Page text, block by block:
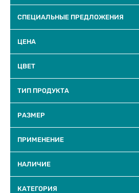
СПЕЦИАЛЬНЫЕ ПРЕДЛОЖЕНИЯ
ЦЕНА
ЦВЕТ
ТИП ПРОДУКТА
РАЗМЕР
ПРИМЕНЕНИЕ
НАЛИЧИЕ
КАТЕГОРИЯ